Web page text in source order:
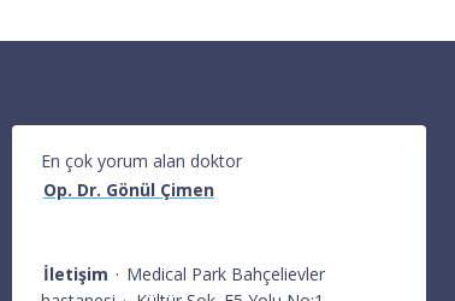
En çok yorum alan doktor
Op. Dr. Gönül Çimen
İletişim · Medical Park Bahçelievler